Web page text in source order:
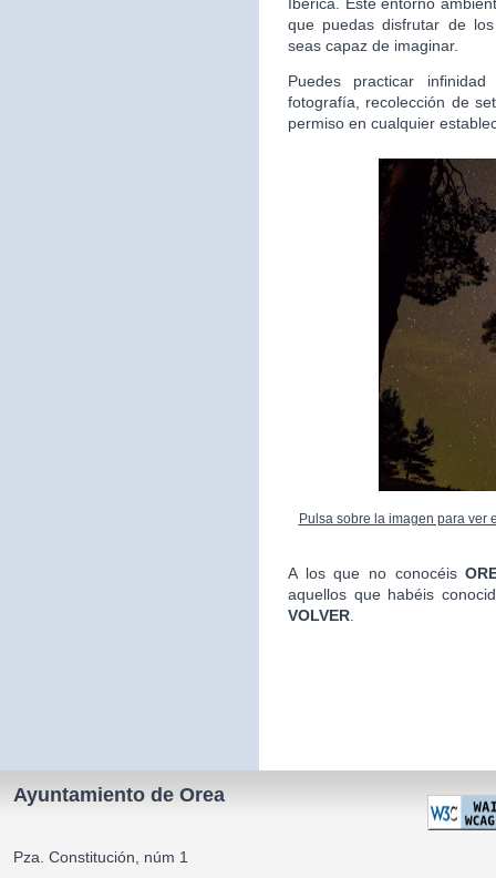
Ibérica. Este entorno
que puedas disfrutar de
seas capaz de imaginar.
Puedes practicar
fotografía, recolección de
permiso en cualquier
Pulsa sobre la imagen para ver
A los que no conocéis
aquellos que habéis
VOLVER
Ayuntamiento de Orea
Pza. Constitución, núm 1